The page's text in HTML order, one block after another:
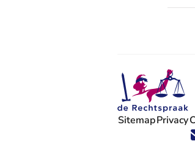
Volg ons op X
Volg ons op
Volg ons
Volg
SitemapPrivacy